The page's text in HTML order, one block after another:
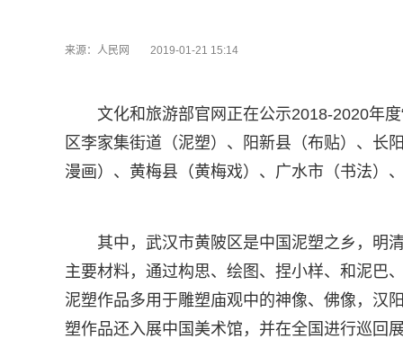
来源：人民网 2019-01-21 15:14
文化和旅游部官网正在公示2018-2020年
区李家集街道（泥塑）、阳新县（布贴）、长
漫画）、黄梅县（黄梅戏）、广水市（书法）
其中，武汉市黄陂区是中国泥塑之乡，明
主要材料，通过构思、绘图、捏小样、和泥巴
泥塑作品多用于雕塑庙观中的神像、佛像，汉
塑作品还入展中国美术馆，并在全国进行巡回